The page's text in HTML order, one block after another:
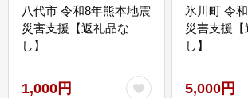
八代市 令和8年熊本地震
災害支援【返礼品な
し】
1,000円
氷川町 令
災害支援【
し】
5,000円